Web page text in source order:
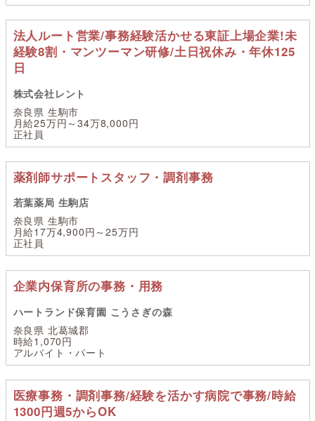
法人ルート営業/事務経験活かせる東証上場企業!未
経験8割・マンツーマン研修/土日祝休み・年休125
日
株式会社レント
奈良県 生駒市
月給25万円～34万8,000円
正社員
薬剤師サポートスタッフ・調剤事務
若葉薬局 生駒店
奈良県 生駒市
月給17万4,900円～25万円
正社員
企業内保育所の事務・用務
ハートランド保育園 こうさぎの森
奈良県 北葛城郡
時給1,070円
アルバイト・パート
医療事務・調剤事務/経験を活かす病院で事務/時給
1300円週5からOK